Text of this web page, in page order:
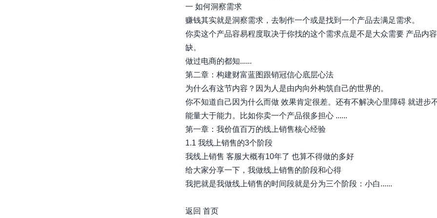
一 如何洞察需求
赚钱其实就是洞察需求，去制作一个或是找到一个产品去满足需求。
你卖这个产品容易程度取决于你找的这个需求点是不是大众需要 产品内
缺。
做过电商的都知......
第二章：构建财富蓝图跟销冠信心底层心法
为什么有这节内容？因为人是由内向外构筑自己的世界的。
你不知道自己因为什么而做 效果肯定很差。还有不解决心里障碍 就进步不
能量大于能力。比如你卖一个产品很多担心 ......
第一章：我价值百万的线上销售核心经验
1.1 我线上销售的3个阶段
我线上销售 客服大概有10年了 也算不得做的多好
给大家分享一下，我做线上销售的阶段和心得
我把就是我做线上销售的时间段就是分为三个阶段：小白......
返回 首页